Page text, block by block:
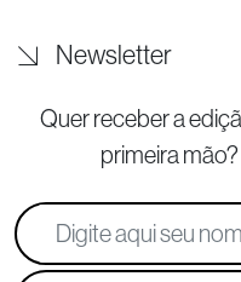
Newsletter
Quer receber a
primeira